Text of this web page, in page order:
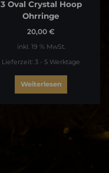
3 Oval Crystal Hoop
Ohrringe
20,00€
inkl. 19 % MwSt.
Lieferzeit:3 - 5 Werktage
Weiterlesen